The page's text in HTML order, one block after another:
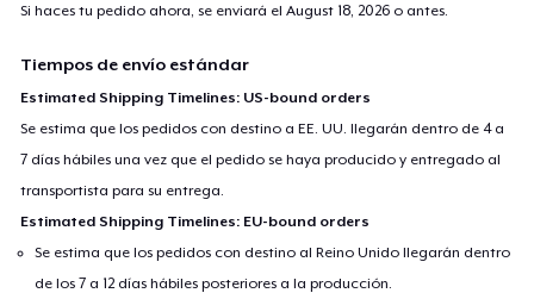
Si haces tu pedido ahora, se enviará elAugust 18, 2026 o antes.
Tiempos de envío estándar
Estimated Shipping Timelines: US-bound orders
Se estima que los pedidos con destino a EE. UU. llegarán dentro de 4 a
7 días hábiles una vez que el pedido se haya producido y entregado al
transportista para su entrega.
Estimated Shipping Timelines: EU-bound orders
Se estima que los pedidos con destino al Reino Unido llegarán dentro
de los 7 a 12 días hábiles posteriores a la producción.